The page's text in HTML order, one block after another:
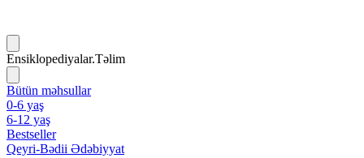
Ensiklopediyalar.Təlim
Bütün məhsullar
0-6 yaş
6-12 yaş
Bestseller
Qeyri-Bədii Ədəbiyyat